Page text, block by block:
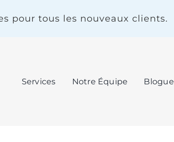
pour tous les nouveaux clients.
Services Notre Équipe Blogue